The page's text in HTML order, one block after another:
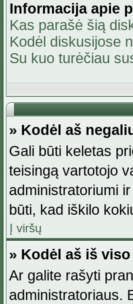
Informacija apie
Kas parašė šią
Kodėl diskusijose
Su kuo turėčiau
» Kodėl aš
Gali būti keletas
teisingą vartotojo
administratoriumi
būti, kad iškilo
Į viršų
» Kodėl aš iš
Ar galite rašyti
administratoriaus.